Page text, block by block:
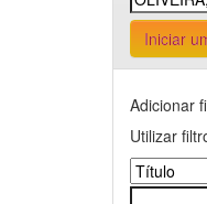
Iniciar
Adicionar
Utilizar